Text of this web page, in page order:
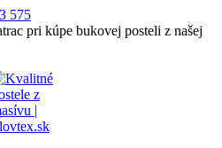
575
pri kúpe bukovej posteli z našej